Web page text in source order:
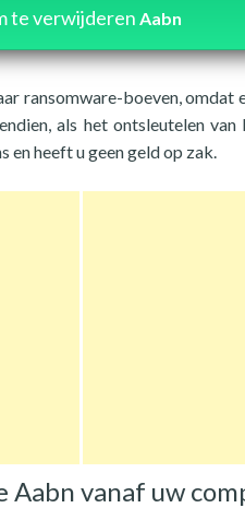
te verwijderen Aabn
ransomware-boeven, omdat
als het ontsleutelen
heeft u geen geld op zak.
Aabn vanaf uw